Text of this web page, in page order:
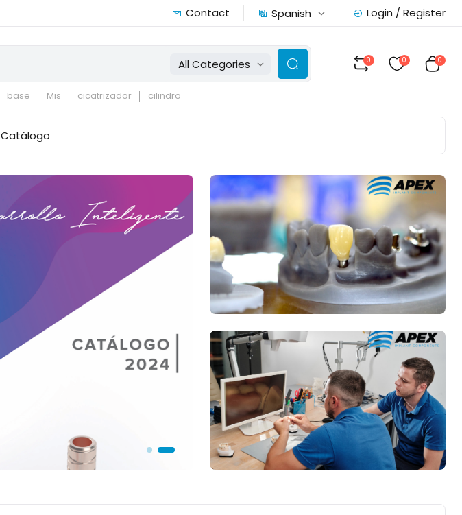
Contact Spanish Login / Register
All Categories
base Mis cicatrizador cilindro
0 0 0
Catálogo